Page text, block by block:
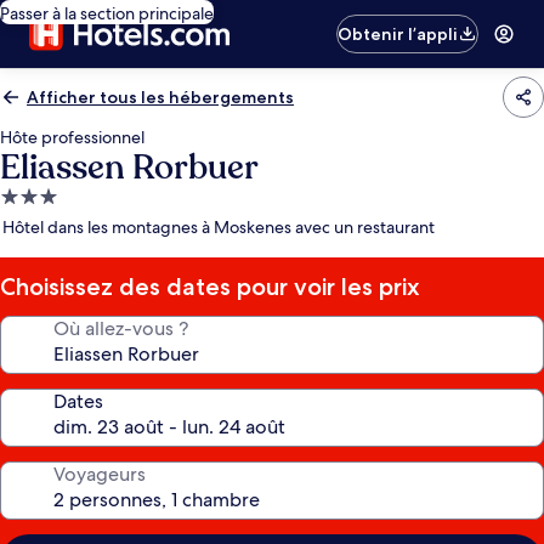
Passer à la section principale
Obtenir l’appli
Afficher tous les hébergements
Hôte professionnel
Eliassen Rorbuer
Hébergement
3.0 étoiles
Hôtel dans les montagnes à Moskenes avec un restaurant
Choisissez des dates pour voir les prix
Où allez-vous ?
Dates
Voyageurs